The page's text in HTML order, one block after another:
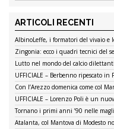
ARTICOLI RECENTI
AlbinoLeffe, i formatori del vivaio e
Zingonia: ecco i quadri tecnici del
Lutto nel mondo del calcio
UFFICIALE – Berbenno ripescato in
Con l’Arezzo domenica come col
UFFICIALE – Lorenzo Poli è un
Tornano i primi anni ’90 nelle
Atalanta, col Mantova di Modesto